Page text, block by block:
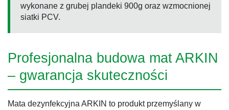
wykonane z grubej plandeki 900g oraz wzmocnionej
siatki PCV.
Profesjonalna budowa mat ARKIN
– gwarancja skuteczności
Mata dezynfekcyjna ARKIN to produkt przemyślany w